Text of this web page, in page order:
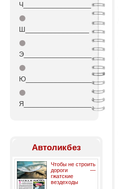
Ч_________________
⚫
Ш________________
⚫
Э_________________
⚫
Ю_________________
⚫
Я_________________
Автоликбез
Чтобы не строить
дороги —
гжатские
вездеходы